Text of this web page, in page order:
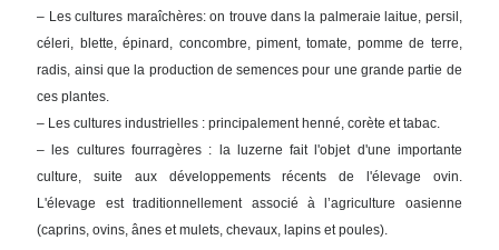
– Les cultures maraîchères: on trouve dans la palmeraie laitue, persil,
céleri, blette, épinard, concombre, piment, tomate, pomme de terre,
radis, ainsi que la production de semences pour une grande partie de
ces plantes.
– Les cultures industrielles : principalement henné, corète et tabac.
– les cultures fourragères : la luzerne fait l'objet d'une importante
culture, suite aux développements récents de l'élevage ovin.
L'élevage est traditionnellement associé à l’agriculture oasienne
(caprins, ovins, ânes et mulets, chevaux, lapins et poules).